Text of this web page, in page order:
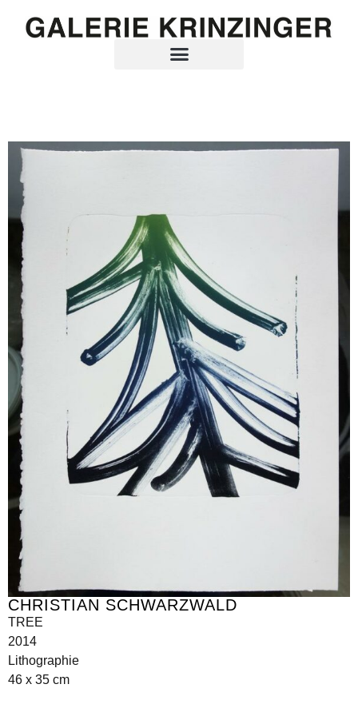
CHRISTIAN SCHWARZWALD
TREE
2014
Lithographie
46 x 35 cm